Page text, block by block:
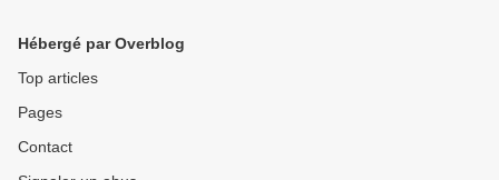
Hébergé par Overblog
Top articles
Pages
Contact